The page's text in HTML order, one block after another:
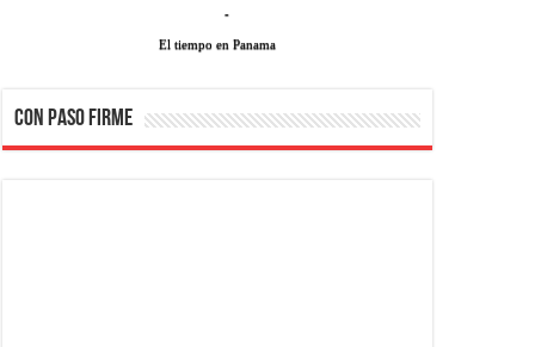
-
El tiempo en Panama
CON PASO FIRME